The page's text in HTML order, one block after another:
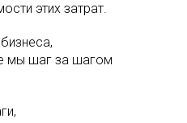
этих затрат.
мы шаг за шагом